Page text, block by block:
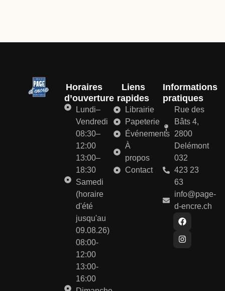
Horaires
d’ouverture
Lundi–
Vendredi
08:30–
12:00
13:00–
18:30
Samedi
(horaire
d'été
jusqu'au
09.08.26)
08:00-
12:00
13:00-
16:00
Liens
rapides
Librairie
Papeterie
Événements
À
propos
Contact
Informations
pratiques
Rue des
Bâts 4,
2800
Delémont
032
423 23
63
info@page-
d-encre.ch